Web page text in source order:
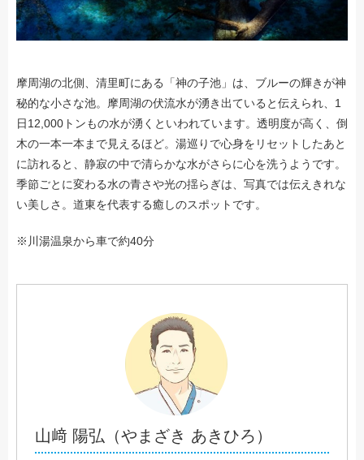
摩周湖の北側、清里町にある「神の子池」は、ブルーの輝きが神
秘的な小さな池。摩周湖の伏流水が湧き出ていると伝えられ、1
日12,000トンもの水が湧くといわれています。透明度が高く、倒
木の一本一本まで見えるほど。湯巡りで心身をリセットしたあと
に訪れると、静寂の中で清らかな水がさらに心を洗うようです。
季節ごとに変わる水の青さや光の揺らぎは、写真では伝えきれな
い美しさ。道東を代表する癒しのスポットです。
※川湯温泉から車で約40分
山﨑 陽弘（やまざき あきひろ）